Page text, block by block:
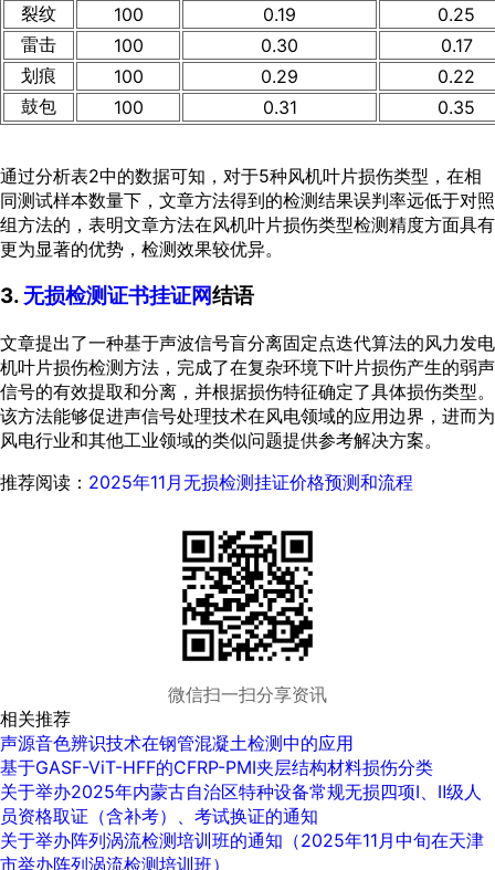
裂纹
100 0.19
0.25
雷击
100 0.30
0.17
划痕
100 0.29
0.22
鼓包
100 0.31 0.35
通过分析表2中的数据可知，对于5种风机叶片损伤类型，在相
同测试样本数量下，文章方法得到的检测结果误判率远低于对照
组方法的，表明文章方法在风机叶片损伤类型检测精度方面具有
更为显著的优势，检测效果较优异。
3. 无损检测证书挂证网结语
文章提出了一种基于声波信号盲分离固定点迭代算法的风力发电
机叶片损伤检测方法，完成了在复杂环境下叶片损伤产生的弱声
信号的有效提取和分离，并根据损伤特征确定了具体损伤类型。
该方法能够促进声信号处理技术在风电领域的应用边界，进而为
风电行业和其他工业领域的类似问题提供参考解决方案。
推荐阅读： 2025年11月无损检测挂证价格预测和流程
微信扫一扫分享资讯
相关推荐
声源音色辨识技术在钢管混凝土检测中的应用
基于GASF-ViT-HFF的CFRP-PMI夹层结构材料损伤分类
关于举办2025年内蒙古自治区特种设备常规无损四项Ⅰ、Ⅱ级人
员资格取证（含补考）、考试换证的通知
关于举办阵列涡流检测培训班的通知（2025年11月中旬在天津
市举办阵列涡流检测培训班）